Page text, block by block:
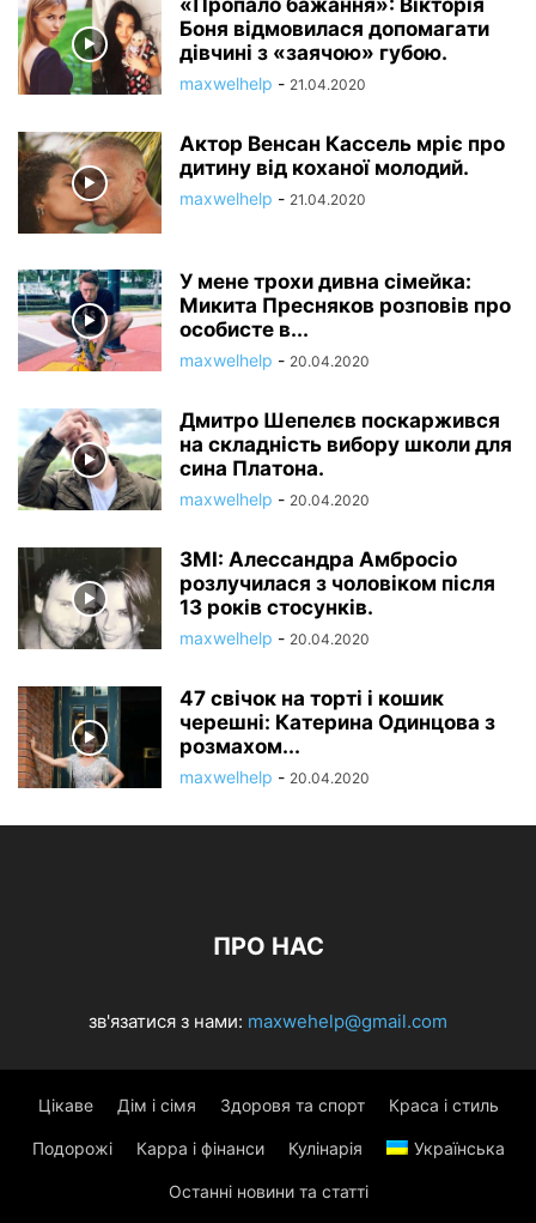
«Пропало бажання»: Вікторія
Боня відмовилася допомагати
дівчині з «заячою» губою.
maxwelhelp - 21.04.2020
Актор Венсан Кассель мріє про
дитину від коханої молодий.
maxwelhelp - 21.04.2020
У мене трохи дивна сімейка:
Микита Пресняков розповів про
особисте в...
maxwelhelp - 20.04.2020
Дмитро Шепелєв поскаржився
на складність вибору школи для
сина Платона.
maxwelhelp - 20.04.2020
ЗМІ: Алессандра Амбросіо
розлучилася з чоловіком після
13 років стосунків.
maxwelhelp - 20.04.2020
47 свічок на торті і кошик
черешні: Катерина Одинцова з
розмахом...
maxwelhelp - 20.04.2020
ПРО НАС
зв'язатися з нами: maxwehelp@gmail.com
Цікаве Дім і сімя Здоровя та спорт Краса і стиль
Подорожі Карра і фінанси Кулінарія Українська
Останні новини та статті